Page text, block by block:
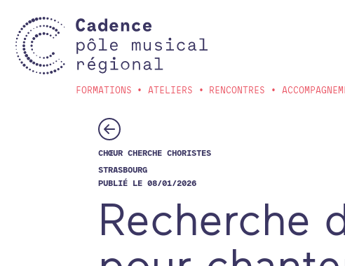
FORMATIONS ATELIERS RENCONTRES
CHŒUR CHERCHE CHORISTES
STRASBOURG
PUBLIÉ LE 08/01/2026
Recherche